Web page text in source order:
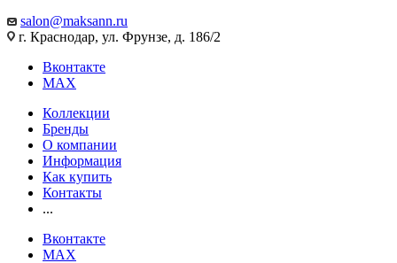
salon@maksann.ru
г. Краснодар, ул. Фрунзе, д. 186/2
Вконтакте
MAX
Коллекции
Бренды
О компании
Информация
Как купить
Контакты
...
Вконтакте
MAX